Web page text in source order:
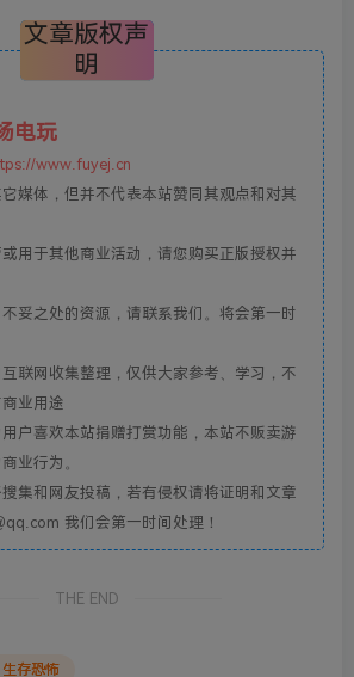
文章版权声
明
电玩
www.fuyej.cn
媒体，但并不代表本站赞同其观点和对其
用于其他商业活动，请您购买正版授权并
妥之处的资源，请联系我们。将会第一时
联网收集整理，仅供大家参考、学习，不
业用途
户喜欢本站捐赠打赏功能，本站不贩卖游
业行为。
集和网友投稿，若有侵权请将证明和文章
我们会第一时间处理！
THE END
生存恐怖